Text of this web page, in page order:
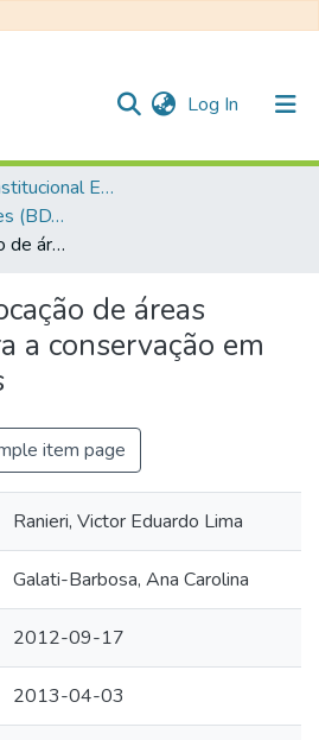
Log In (current)
Repositório Institucional EESC
Teses e Dissertações (BDTD USP)
Critérios de alocação de áreas prioritárias para a conservação em terras privadas
de áreas
a conservação em
item page
Ranieri, Victor Eduardo Lima
Galati-Barbosa, Ana Carolina
2012-09-17
2013-04-03